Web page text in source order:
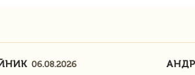
06.08.2026